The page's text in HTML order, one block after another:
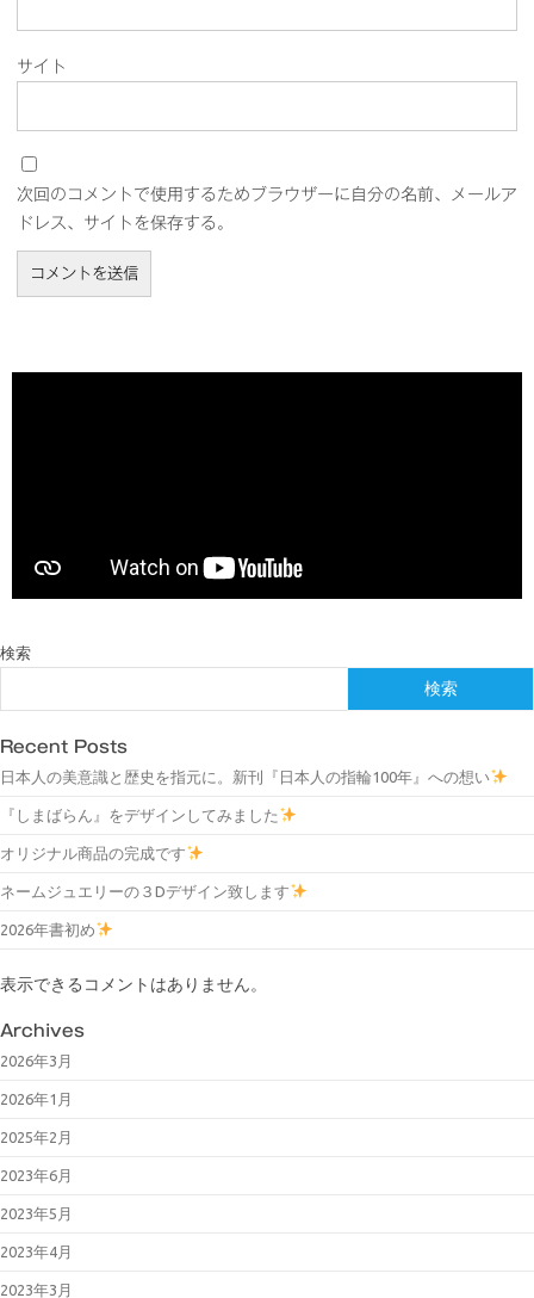
サイト
次回のコメントで使用するためブラウザーに自分の名前、メールア
ドレス、サイトを保存する。
検索
検索
Recent Posts
日本人の美意識と歴史を指元に。新刊『日本人の指輪100年』への想い
『しまばらん』をデザインしてみました
オリジナル商品の完成です
ネームジュエリーの３Dデザイン致します
2026年書初め
表示できるコメントはありません。
Archives
2026年3月
2026年1月
2025年2月
2023年6月
2023年5月
2023年4月
2023年3月